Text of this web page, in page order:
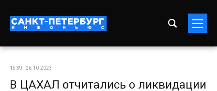
15:39 | 26-10-2023
В ЦАХАЛ отчитались о ликвидации